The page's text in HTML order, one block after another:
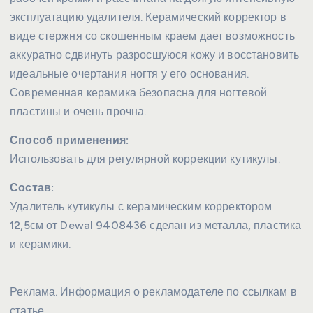
эксплуатацию удалителя. Керамический корректор в
виде стержня со скошенным краем дает возможность
аккуратно сдвинуть разросшуюся кожу и восстановить
идеальные очертания ногтя у его основания.
Современная керамика безопасна для ногтевой
пластины и очень прочна.
Способ применения:
Использовать для регулярной коррекции кутикулы.
Состав:
Удалитель кутикулы с керамическим корректором
12,5см от Dewal 9408436 сделан из металла, пластика
и керамики.
Реклама. Информация о рекламодателе по ссылкам в